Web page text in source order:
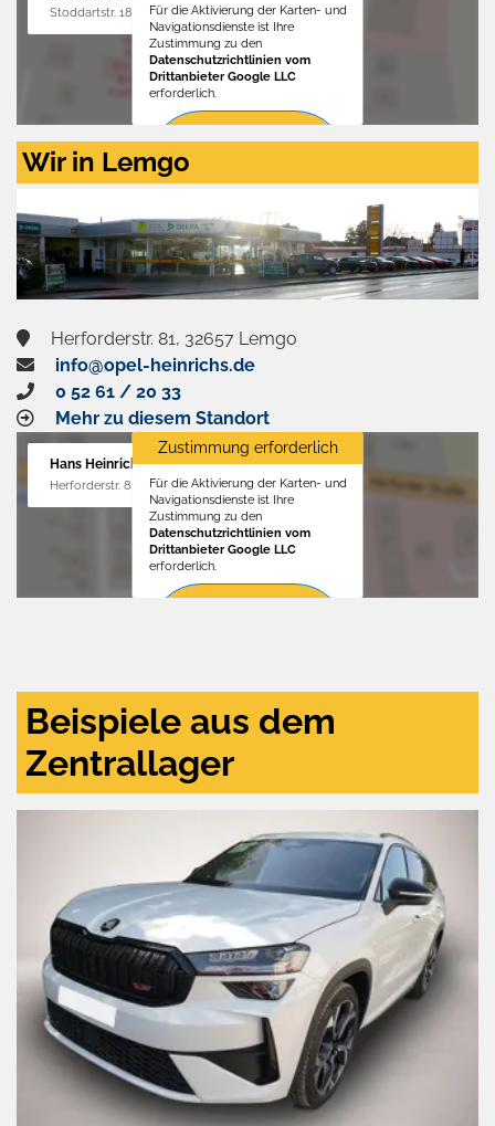
Stoddartstr. 18, 32758 DetmoldFür die Aktivierung der Karten- und
Navigationsdienste ist Ihre
Zustimmung zu den
Datenschutzrichtlinien vom
Drittanbieter Google LLC
erforderlich.
Zustimmen
aktivieren
Wir in Lemgo
Herforderstr. 81, 32657 Lemgo
info@opel-heinrichs.de
0 52 61 / 20 33
Mehr zu diesem Standort
Hans Heinrichs GmbH
Herforderstr. 81, 32657 Lemgo
Zustimmung erforderlich
Für die Aktivierung der Karten- und
Navigationsdienste ist Ihre
Zustimmung zu den
Datenschutzrichtlinien vom
Drittanbieter Google LLC
erforderlich.
Beispiele aus dem
Zentrallager